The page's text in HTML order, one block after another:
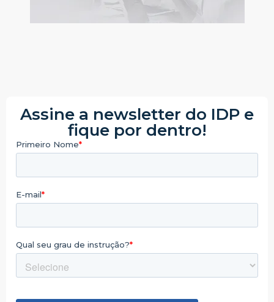
Assine a newsletter do IDP e
fique por dentro!